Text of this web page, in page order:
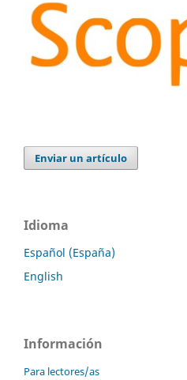
Enviar un artículo
Idioma
Español (España)
English
Información
Para lectores/as